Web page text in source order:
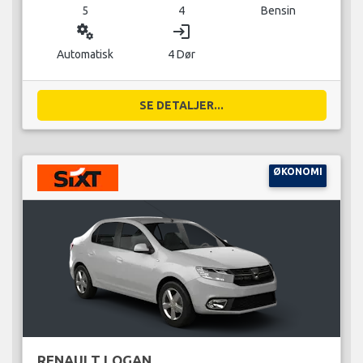
5 4 Bensin
miscellaneous_services
Automatisk
login
4 Dør
SE DETALJER...
ØKONOMI
RENAULT LOGAN